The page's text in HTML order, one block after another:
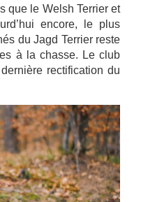
que le Welsh Terrier et
encore, le plus
du Jagd Terrier reste
à la chasse. Le club
rectification du